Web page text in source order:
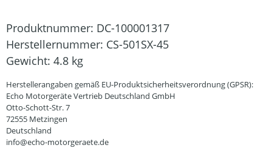
Produktnummer: DC-100001317
Herstellernummer: CS-501SX-45
Gewicht: 4.8 kg
Herstellerangaben gemäß EU-Produktsicherheitsverordnung (GPSR):
Echo Motorgeräte Vertrieb Deutschland GmbH
Otto-Schott-Str. 7
72555 Metzingen
Deutschland
info@echo-motorgeraete.de